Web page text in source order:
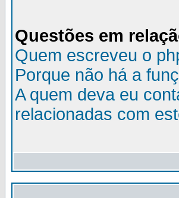
Questões em
Quem escreveu o
Porque não há a
A quem deva eu
relacionadas com